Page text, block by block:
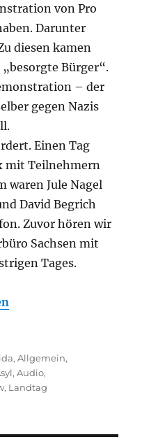
von Pro
Darunter
diesen kamen
Bürger“.
– der
gegen Nazis
Einen Tag
mit Teilnehmern
waren Jule Nagel
David Begrich
Zuvor hören wir
Sachsen mit
Tages.
,Allgemein,
,Audio,
, Landtag